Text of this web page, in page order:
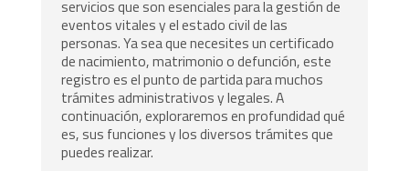
servicios que son esenciales para la gestión de
eventos vitales y el estado civil de las
personas. Ya sea que necesites un certificado
de nacimiento, matrimonio o defunción, este
registro es el punto de partida para muchos
trámites administrativos y legales. A
continuación, exploraremos en profundidad qué
es, sus funciones y los diversos trámites que
puedes realizar.